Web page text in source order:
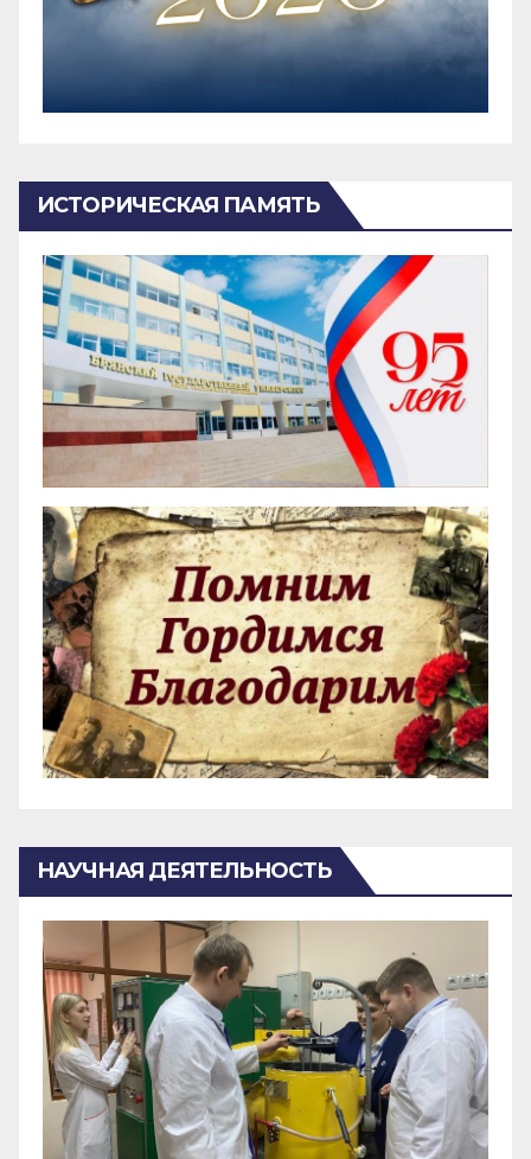
ИСТОРИЧЕСКАЯ ПАМЯТЬ
НАУЧНАЯ ДЕЯТЕЛЬНОСТЬ